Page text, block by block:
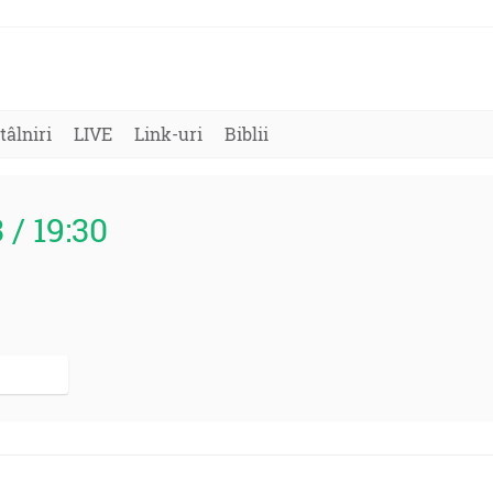
LIVE Link-uri Biblii
/ 19:30